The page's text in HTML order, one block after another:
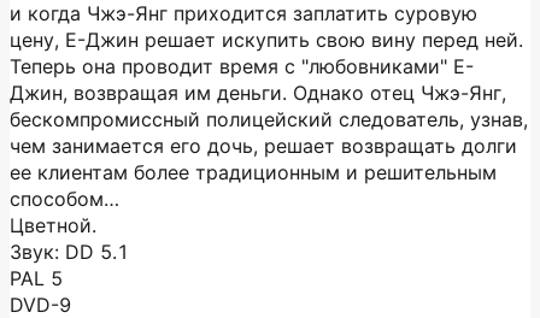
и когда Чжэ-Янг приходится заплатить суровую
цену, Е-Джин решает искупить свою вину перед ней.
Теперь она проводит время с "любовниками" Е-
Джин, возвращая им деньги. Однако отец Чжэ-Янг,
бескомпромиссный полицейский следователь, узнав,
чем занимается его дочь, решает возвращать долги
ее клиентам более традиционным и решительным
способом…
Цветной.
Звук: DD 5.1
PAL 5
DVD-9